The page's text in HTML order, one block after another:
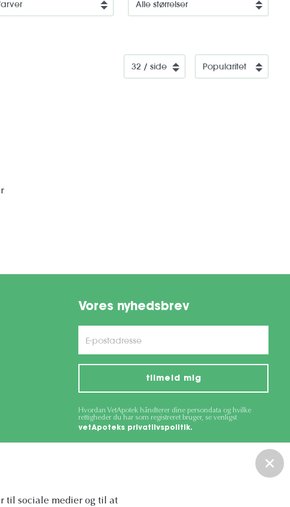
til sociale medier og til at
Vores nyhedsbrev
tilmeld mig
Hvordan VetApotek håndterer dine persondata og hvilke
rettigheder du har som registreret bruger, se venligst
vetApoteks privatlivspolitik.